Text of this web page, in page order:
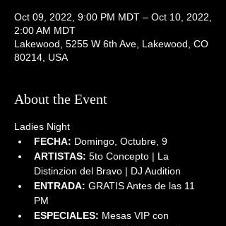
Oct 09, 2022, 9:00 PM MDT – Oct 10, 2022,
2:00 AM MDT
Lakewood, 5255 W 6th Ave, Lakewood, CO
80214, USA
About the Event
Ladies Night
FECHA: Domingo, Octubre, 9
ARTISTAS: 5to Concepto | La
Distinzion del Bravo | DJ Audition
ENTRADA: GRATIS Antes de las 11
PM
ESPECIALES: Mesas VIP con